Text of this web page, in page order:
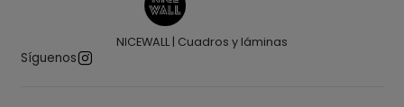
NICEWALL | Cuadros y láminas
Síguenos